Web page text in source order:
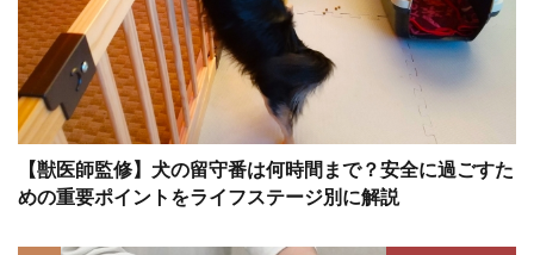
ペインポイント
ペットカメラ
ペットカート
ペットゲート
ペットシッター
ペットシーツ
ペットフード安全法
ペット旅行
ホエールアイ
ホリホリ
ホルモン
【獣医師監修】犬の留守番は何時間まで？安全に過ごすた
めの重要ポイントをライフステージ別に解説